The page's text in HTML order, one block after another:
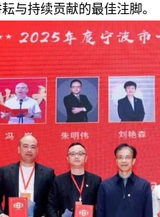
与持续贡献的最佳注脚。